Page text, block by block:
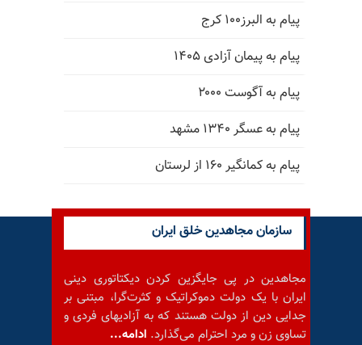
پیام به البرز۱۰۰ کرج
پیام به پیمان آزادی ۱۴۰۵
پیام به آگوست ۲۰۰۰
پیام به عسگر ۱۳۴۰ مشهد
پیام به کمانگیر ۱۶۰ از لرستان
سازمان مجاهدین خلق ایران
مجاهدین در پی جایگزین کردن دیکتاتوری دینی
ایران با یک دولت دموکراتیک و کثرت‌گرا، مبتنی بر
جدایی دین از دولت هستند که به آزادیهای فردی و
تساوی زن و مرد احترام می‌گذارد. ادامه...